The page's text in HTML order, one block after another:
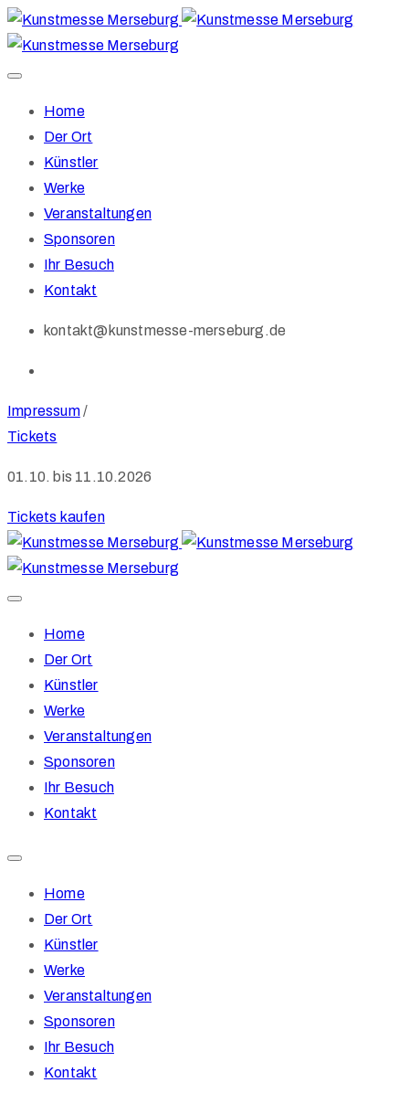
Home
Der Ort
Künstler
Werke
Veranstaltungen
Sponsoren
Ihr Besuch
Kontakt
kontakt@kunstmesse-merseburg.de
Impressum/
Tickets
01.10. bis 11.10.2026
Tickets kaufen
Home
Der Ort
Künstler
Werke
Veranstaltungen
Sponsoren
Ihr Besuch
Kontakt
Home
Der Ort
Künstler
Werke
Veranstaltungen
Sponsoren
Ihr Besuch
Kontakt